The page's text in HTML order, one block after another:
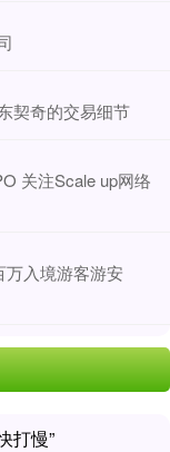
契奇的交易细节
关注Scale up网络
万入境游客游安
打慢”